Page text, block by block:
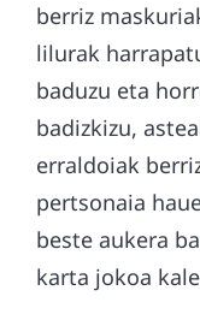
berriz
lilurak
baduzu eta
badizkizu,
erraldoiak
pertsonaia
beste aukera
karta jokoa